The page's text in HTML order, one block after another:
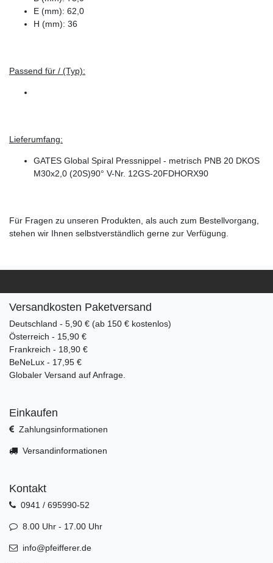
E (mm): 62,0
H (mm): 36
Passend für / (Typ):
Lieferumfang:
GATES Global Spiral Pressnippel - metrisch PNB 20 DKOS
M30x2,0 (20S)90° V-Nr. 12GS-20FDHORX90
Für Fragen zu unseren Produkten, als auch zum Bestellvorgang,
stehen wir Ihnen selbstverständlich gerne zur Verfügung.
Versandkosten Paketversand
Deutschland - 5,90 € (ab 150 € kostenlos)
Österreich - 15,90 €
Frankreich - 18,90 €
BeNeLux - 17,95 €
Globaler Versand auf Anfrage.
Einkaufen
Zahlungsinformationen
Versandinformationen
Kontakt
0941 / 695990-52
8.00 Uhr - 17.00 Uhr
info@pfeifferer.de